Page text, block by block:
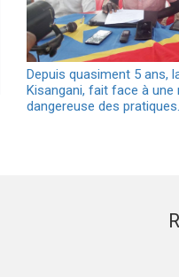
Depuis quasiment 5 ans,
Kisangani, fait face à une
dangereuse des